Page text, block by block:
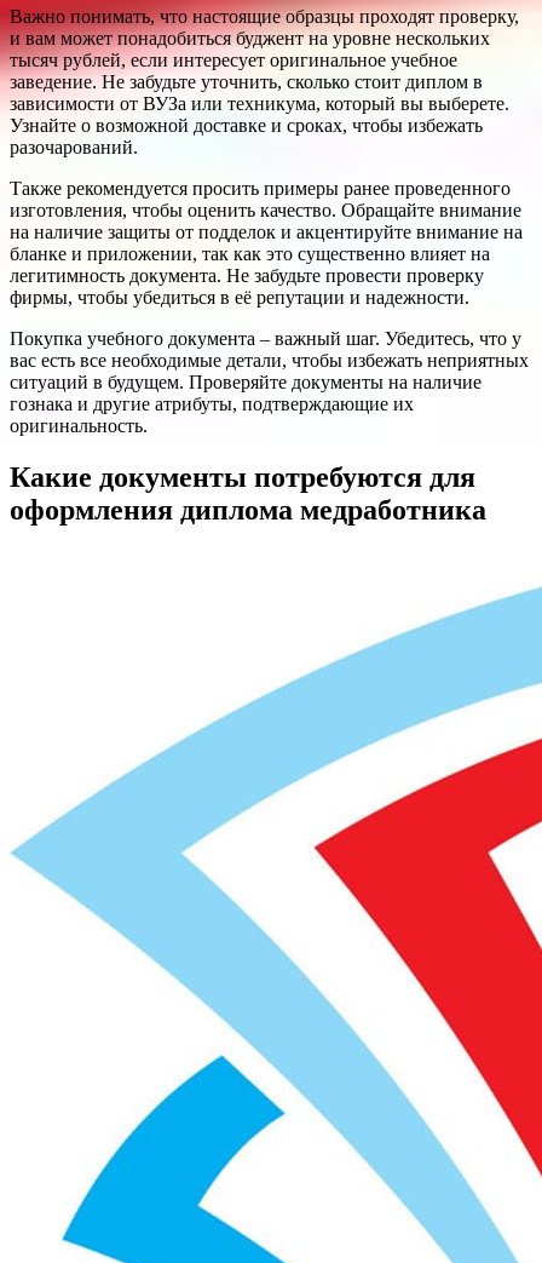
Важно понимать, что настоящие образцы проходят проверку,
и вам может понадобиться буджент на уровне нескольких
тысяч рублей, если интересует оригинальное учебное
заведение. Не забудьте уточнить, сколько стоит диплом в
зависимости от ВУЗа или техникума, который вы выберете.
Узнайте о возможной доставке и сроках, чтобы избежать
разочарований.
Также рекомендуется просить примеры ранее проведенного
изготовления, чтобы оценить качество. Обращайте внимание
на наличие защиты от подделок и акцентируйте внимание на
бланке и приложении, так как это существенно влияет на
легитимность документа. Не забудьте провести проверку
фирмы, чтобы убедиться в её репутации и надежности.
Покупка учебного документа – важный шаг. Убедитесь, что у
вас есть все необходимые детали, чтобы избежать неприятных
ситуаций в будущем. Проверяйте документы на наличие
гознака и другие атрибуты, подтверждающие их
оригинальность.
Какие документы потребуются для
оформления диплома медработника